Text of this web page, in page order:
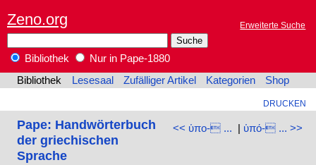
Zeno.org Erweiterte Suche
Bibliothek
Nur in Pape-1880
Bibliothek
Lesesaal Zufälliger Artikel Kategorien Shop
DRUCKEN
<< ὑπο- ... | ὑπό- ... >>
Pape: Handwörterbuch
der griechischen
Sprache